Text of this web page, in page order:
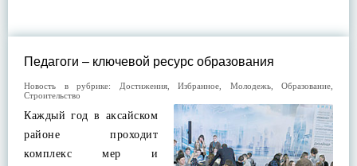
Педагоги – ключевой ресурс образования
Новость в рубрике: Достижения, Избранное Молодежь, Образование
Строительство
Каждый год в аксайском
районе проходит
комплекс мер и